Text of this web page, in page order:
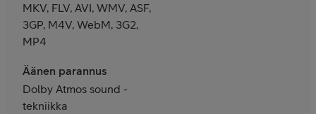
MKV, FLV, AVI, WMV, ASF,
3GP, M4V, WebM, 3G2,
MP4
Äänen parannus
Dolby Atmos sound -
tekniikka